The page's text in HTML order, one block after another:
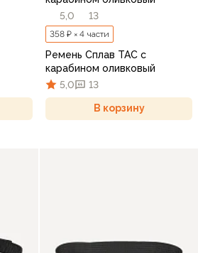
5,0
13
358 ₽ × 4 части
Ремень Сплав TAC с
карабином оливковый
5,0
13
В корзину